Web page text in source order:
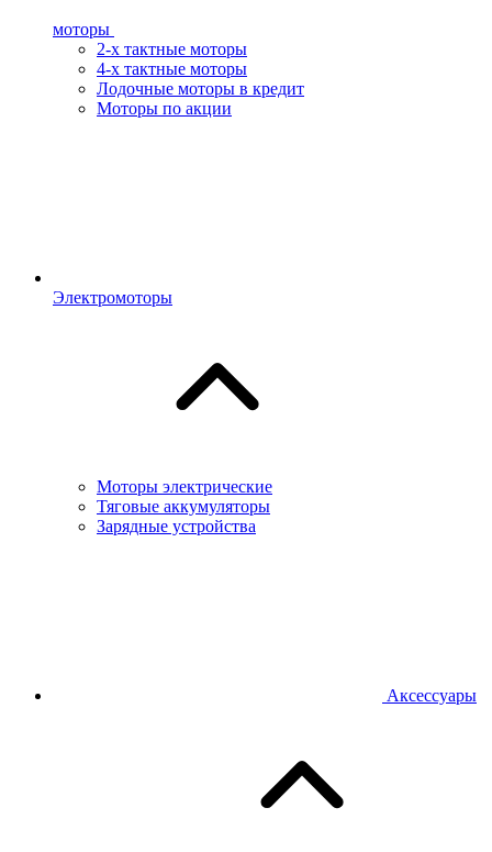
моторы
2-х тактные моторы
4-х тактные моторы
Лодочные моторы в кредит
Моторы по акции
Электромоторы
Моторы электрические
Тяговые аккумуляторы
Зарядные устройства
Аксессуары